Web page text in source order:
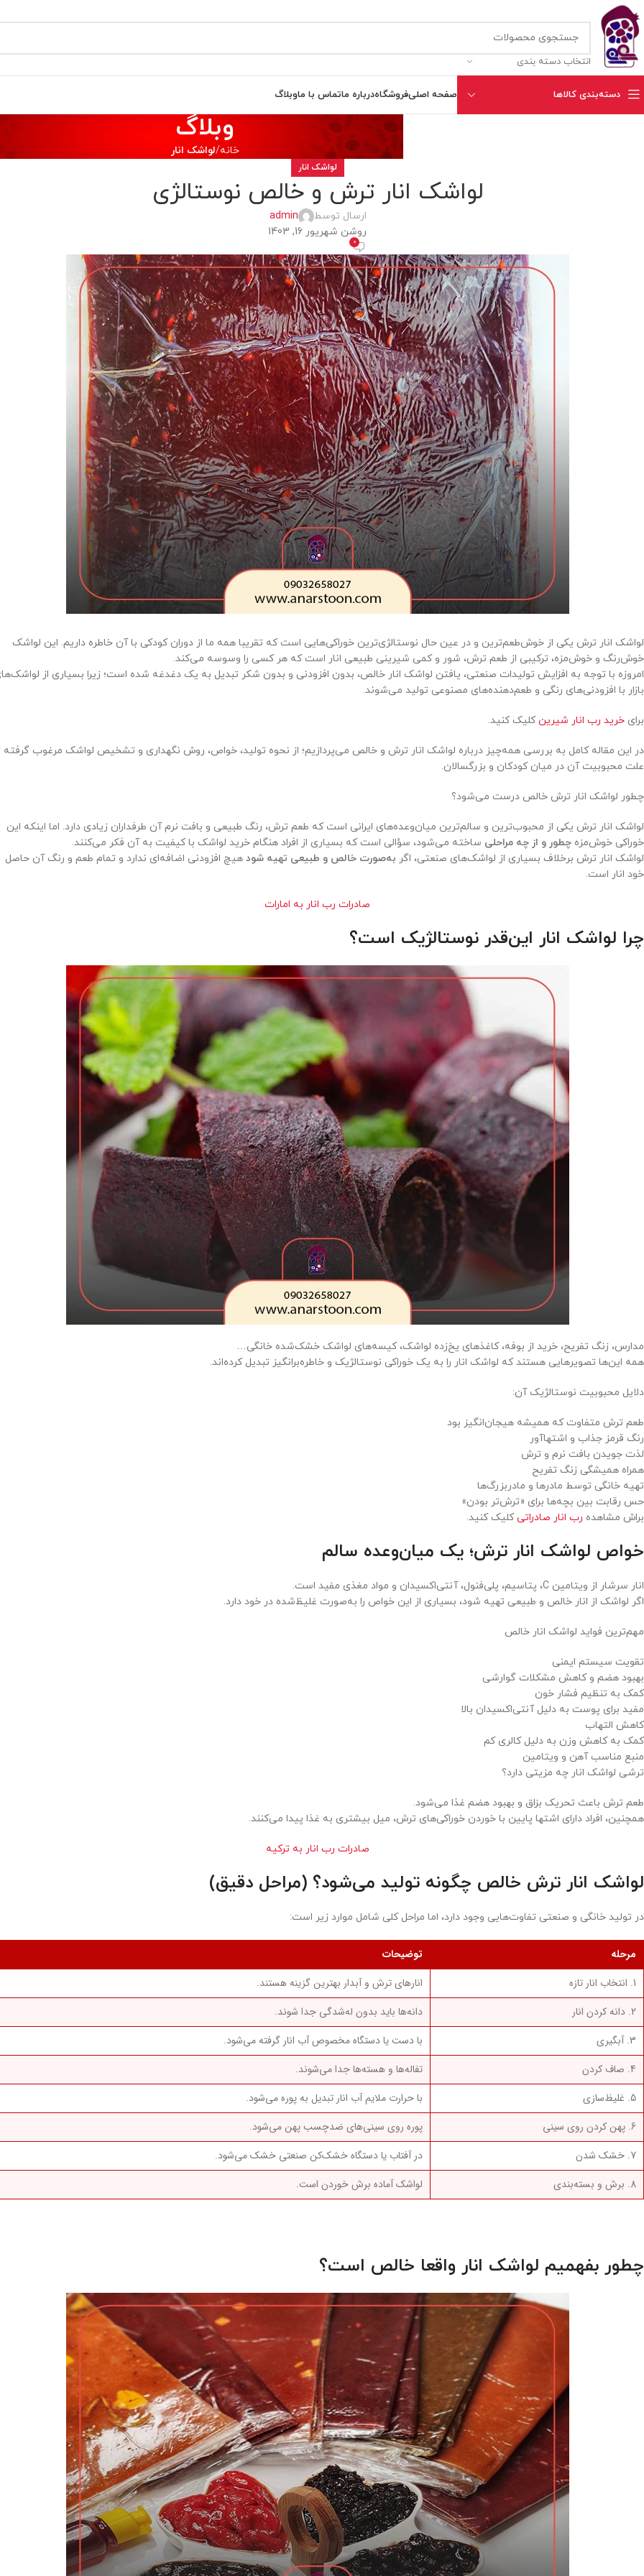
انتخاب دسته بندی
دسته‌بندی کالاها صفحه اصلیفروشگاهدرباره ماتماس با ماوبلاگ
وبلاگ
خانه لواشک انار
لواشک انار
لواشک انار ترش و خالص نوستالژی
ارسال توسط
admin
روشن شهریور 16, 1403
0
لواشک انار ترش یکی از خوش‌طعم‌ترین و در عین حال نوستالژی‌ترین خوراکی‌هایی است که تقریبا همه ما از دوران کودکی با آن خاطره داریم. این لواشک
خوش‌رنگ و خوش‌مزه، ترکیبی از طعم ترش، شور و کمی شیرینی طبیعی انار است که هر کسی را وسوسه می‌کند.
امروزه با توجه به افزایش تولیدات صنعتی، یافتن لواشک انار خالص، بدون افزودنی و بدون شکر تبدیل به یک دغدغه شده است؛ زیرا بسیاری از
بازار با افزودنی‌های رنگی و طعم‌دهنده‌های مصنوعی تولید می‌شوند.
برای خرید رب انار شیرینکلیک کنید.
در این مقاله کامل به بررسی همه‌چیز درباره لواشک انار ترش و خالص می‌پردازیم؛ از نحوه تولید، خواص، روش نگهداری و تشخیص لواشک مرغوب گرفته
علت محبوبیت آن در میان کودکان و بزرگسالان.
چطور لواشک انار ترش خالص درست می‌شود؟
لواشک انار ترش یکی از محبوب‌ترین و سالم‌ترین میان‌وعده‌های ایرانی است که طعم ترش، رنگ طبیعی و بافت نرم آن طرفداران زیادی دارد. اما اینکه این
خوراکی خوش‌مزه چطور و از چه مراحلی ساخته می‌شود، سؤالی است که بسیاری از افراد هنگام خرید لواشک با کیفیت به آن فکر می‌کنند.
لواشک انار ترش برخلاف بسیاری از لواشک‌های صنعتی، اگر به‌صورت خالص و طبیعی تهیه شود هیچ افزودنی اضافه‌ای ندارد و تمام طعم و رنگ آن حاصل
خود انار است.
صادرات رب انار به امارات
چرا لواشک انار این‌قدر نوستالژیک است؟
مدارس، زنگ تفریح، خرید از بوفه، کاغذهای یخ‌زده لواشک، کیسه‌های لواشک خشک‌شده خانگی…
همه این‌ها تصویرهایی هستند که لواشک انار را به یک خوراکی نوستالژیک و خاطره‌برانگیز تبدیل کرده‌اند.
دلایل محبوبیت نوستالژیک آن:
طعم ترش متفاوت که همیشه هیجان‌انگیز بود
رنگ قرمز جذاب و اشتها‌آور
لذت جویدن بافت نرم و ترش
همراه همیشگی زنگ تفریح
تهیه خانگی توسط مادرها و مادربزرگ‌ها
حس رقابت بین بچه‌ها برای «ترش‌تر بودن»
براش مشاهده رب انار صادراتیکلیک کنید.
خواص لواشک انار ترش؛ یک میان‌وعده سالم
انار سرشار از ویتامین C، پتاسیم، پلی‌فنول، آنتی‌اکسیدان و مواد مغذی مفید است.
اگر لواشک از انار خالص و طبیعی تهیه شود، بسیاری از این خواص را به‌صورت غلیظ‌شده در خود دارد.
مهم‌ترین فواید لواشک انار خالص
تقویت سیستم ایمنی
بهبود هضم و کاهش مشکلات گوارشی
کمک به تنظیم فشار خون
مفید برای پوست به دلیل آنتی‌اکسیدان بالا
کاهش التهاب
کمک به کاهش وزن به دلیل کالری کم
منبع مناسب آهن و ویتامین
ترشی لواشک انار چه مزیتی دارد؟
طعم ترش باعث تحریک بزاق و بهبود هضم غذا می‌شود.
همچنین، افراد دارای اشتها پایین با خوردن خوراکی‌های ترش، میل بیشتری به غذا پیدا می‌کنند.
صادرات رب انار به ترکیه
لواشک انار ترش خالص چگونه تولید می‌شود؟ (مراحل دقیق)
در تولید خانگی و صنعتی تفاوت‌هایی وجود دارد، اما مراحل کلی شامل موارد زیر است:
مرحله
توضیحات
1. انتخاب انار تازه
انارهای ترش و آبدار بهترین گزینه هستند.
2. دانه کردن انار
دانه‌ها باید بدون له‌شدگی جدا شوند.
3. آبگیری
با دست یا دستگاه مخصوص آب انار گرفته می‌شود.
4. صاف کردن
تفاله‌ها و هسته‌ها جدا می‌شوند.
5. غلیظ‌سازی
با حرارت ملایم آب انار تبدیل به پوره می‌شود.
6. پهن کردن روی سینی
پوره روی سینی‌های ضدچسب پهن می‌شود.
7. خشک شدن
در آفتاب یا دستگاه خشک‌کن صنعتی خشک می‌شود.
8. برش و بسته‌بندی
لواشک آماده برش خوردن است.
چطور بفهمیم لواشک انار واقعا خالص است؟